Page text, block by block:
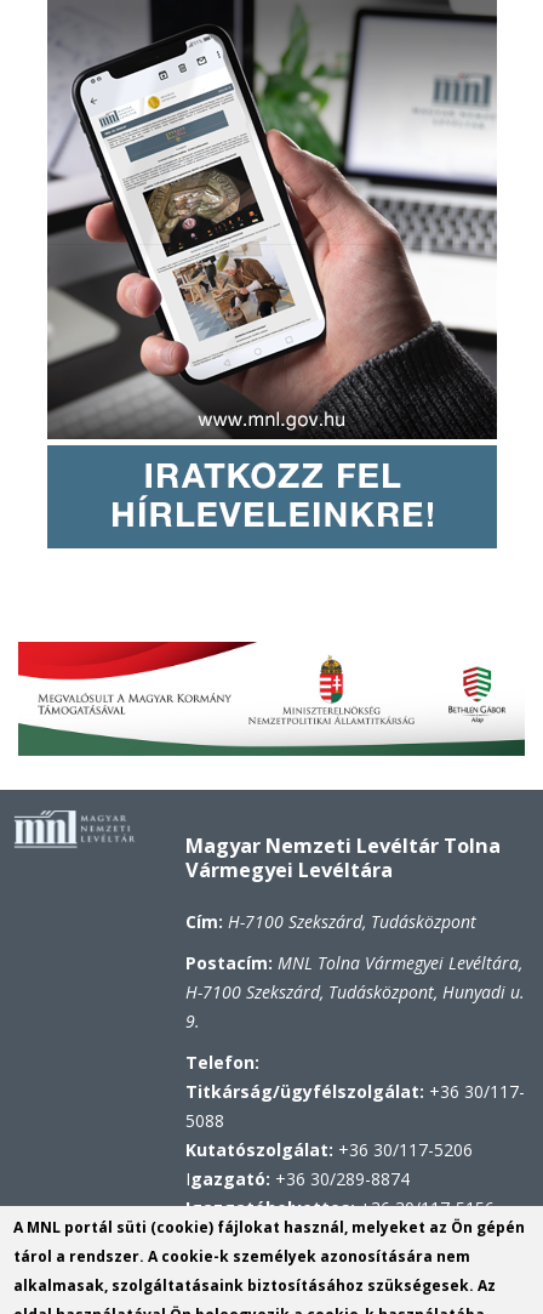
Magyar Nemzeti Levéltár Tolna
Vármegyei Levéltára
Cím: H-7100 Szekszárd, Tudásközpont
Postacím: MNL Tolna Vármegyei Levéltára,
H-7100 Szekszárd, Tudásközpont, Hunyadi u.
9.
Telefon:
Titkárság/ügyfélszolgálat: +36 30/117-
5088
Kutatószolgálat: +36 30/117-5206
Igazgató: +36 30/289-8874
Igazgatóhelyettes:+36 30/117-5156
Hivatali kapu
KRID: 567314100
Központi Érkeztetési Rendszer (KÉR)
A MNL portál süti (cookie) fájlokat használ, melyeket az Ön gépén
tárol a rendszer. A cookie-k személyek azonosítására nem
alkalmasak, szolgáltatásaink biztosításához szükségesek. Az